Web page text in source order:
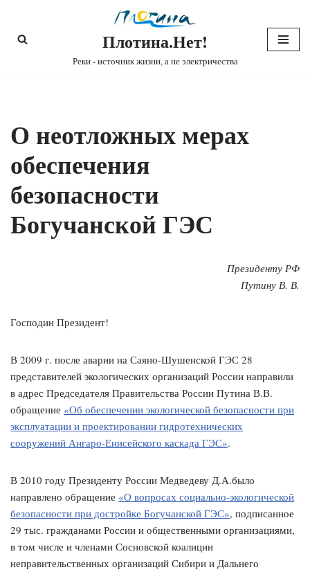
Перейти
Плотина.Нет!
Реки - источник жизни, а не электричества
О неотложных мерах
обеспечения
безопасности
Богучанской ГЭС
Президенту РФ
Путину В. В.
Господин Президент!
В 2009 г. после аварии на Саяно-Шушенской ГЭС 28
представителей экологических организаций России направили
в адрес Председателя Правительства России Путина В.В.
обращение «Об обеспечении экологической безопасности при
эксплуатации и проектировании гидротехнических
сооружений Ангаро-Енисейского каскада ГЭС».
В 2010 году Президенту России Медведеву Д.А.было
направлено обращение «О вопросах социально-экологической
безопасности при достройке Богучанской ГЭС», подписанное
29 тыс. гражданами России и общественными организациями,
в том числе и членами Сосновской коалиции
неправительственных организаций Сибири и Дальнего